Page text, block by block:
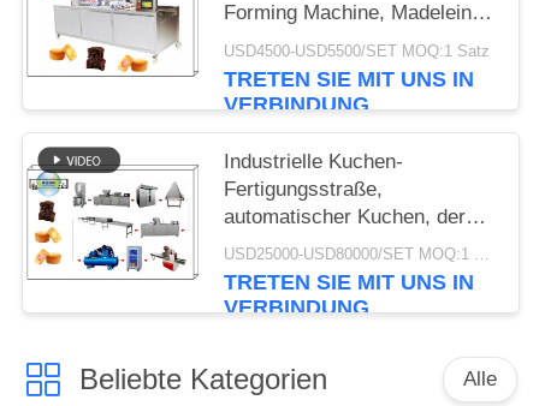
Forming Machine, Madeleine
Cupcake Forming Machine
Ausrüstung für die Herstellung
von Muffins und Cupcakes
USD4500-USD5500/SET MOQ:1 Satz
TRETEN SIE MIT UNS IN
VERBINDUNG
Industrielle Kuchen-
Fertigungsstraße,
automatischer Kuchen, der
Maschine wirtschaftlich
herstellt
USD25000-USD80000/SET MOQ:1 Satz
TRETEN SIE MIT UNS IN
VERBINDUNG
Beliebte Kategorien Alle